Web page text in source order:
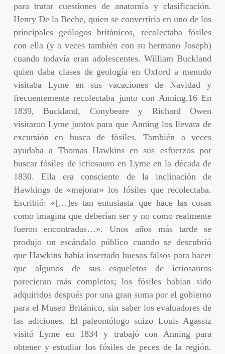
para tratar cuestiones de anatomía y clasificación.
Henry De la Beche, quien se convertiría en uno de los
principales geólogos británicos, recolectaba fósiles
con ella (y a veces también con su hermano Joseph)
cuando todavía eran adolescentes. William Buckland
quien daba clases de geología en Oxford a menudo
visitaba Lyme en sus vacaciones de Navidad y
frecuentemente recolectaba junto con Anning.16 En
1839, Buckland, Conybeare y Richard Owen
visitaron Lyme juntos para que Anning los llevara de
excursión en busca de fósiles. También a veces
ayudaba a Thomas Hawkins en sus esfuerzos por
buscar fósiles de ictiosauro en Lyme en la década de
1830. Ella era consciente de la inclinación de
Hawkings de «mejorar» los fósiles que recolectaba.
Escribió: «[…]es tan entusiasta que hace las cosas
como imagina que deberían ser y no como realmente
fueron encontradas…». Unos años más tarde se
produjo un escándalo público cuando se descubrió
que Hawkins había insertado huesos falsos para hacer
que algunos de sus esqueletos de ictiosauros
parecieran más completos; los fósiles habían sido
adquiridos después por una gran suma por el gobierno
para el Museo Británico, sin saber los evaluadores de
las adiciones. El paleontólogo suizo Louis Agassiz
visitó Lyme en 1834 y trabajó con Anning para
obtener y estudiar los fósiles de peces de la región.